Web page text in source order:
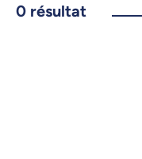
0 résultat